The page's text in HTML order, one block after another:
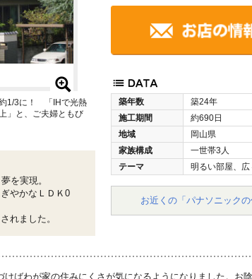
築年数
築24年
施工期間
約690日
地域
岡山県
家族構成
一世帯3人
テーマ
明るい部屋、広
お近くの「パナソニック
1/3に！ 「IHで光熱
」と、ご夫婦ともび
を実現。
やかなＬＤＫ0
れました。
けばわが家の住みにくさが気になるようになりました。お